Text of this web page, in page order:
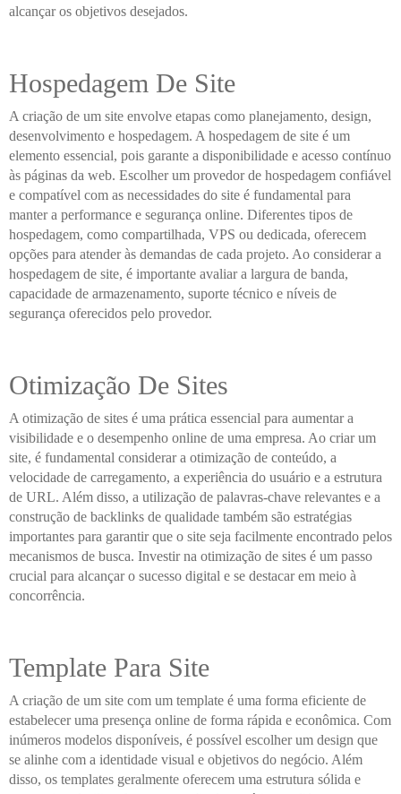
alcançar os objetivos desejados.
Hospedagem De Site
A criação de um site envolve etapas como planejamento, design,
desenvolvimento e hospedagem. A hospedagem de site é um
elemento essencial, pois garante a disponibilidade e acesso contínuo
às páginas da web. Escolher um provedor de hospedagem confiável
e compatível com as necessidades do site é fundamental para
manter a performance e segurança online. Diferentes tipos de
hospedagem, como compartilhada, VPS ou dedicada, oferecem
opções para atender às demandas de cada projeto. Ao considerar a
hospedagem de site, é importante avaliar a largura de banda,
capacidade de armazenamento, suporte técnico e níveis de
segurança oferecidos pelo provedor.
Otimização De Sites
A otimização de sites é uma prática essencial para aumentar a
visibilidade e o desempenho online de uma empresa. Ao criar um
site, é fundamental considerar a otimização de conteúdo, a
velocidade de carregamento, a experiência do usuário e a estrutura
de URL. Além disso, a utilização de palavras-chave relevantes e a
construção de backlinks de qualidade também são estratégias
importantes para garantir que o site seja facilmente encontrado pelos
mecanismos de busca. Investir na otimização de sites é um passo
crucial para alcançar o sucesso digital e se destacar em meio à
concorrência.
Template Para Site
A criação de um site com um template é uma forma eficiente de
estabelecer uma presença online de forma rápida e econômica. Com
inúmeros modelos disponíveis, é possível escolher um design que
se alinhe com a identidade visual e objetivos do negócio. Além
disso, os templates geralmente oferecem uma estrutura sólida e